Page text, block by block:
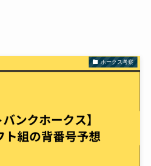
ホークス考察